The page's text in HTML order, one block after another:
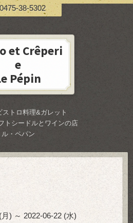
38-5302
et Crêperi
e
Pépin
ストロ料理&ガレット
トシードルとワインの店
ル・ペパン
) ～ 2022-06-22 (水)